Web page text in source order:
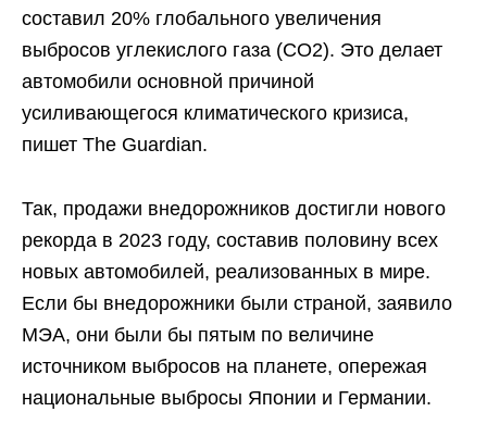
составил 20% глобального увеличения
выбросов углекислого газа (CO2). Это делает
автомобили основной причиной
усиливающегося климатического кризиса,
пишет The Guardian.
Так, продажи внедорожников достигли нового
рекорда в 2023 году, составив половину всех
новых автомобилей, реализованных в мире.
Если бы внедорожники были страной, заявило
МЭА, они были бы пятым по величине
источником выбросов на планете, опережая
национальные выбросы Японии и Германии.